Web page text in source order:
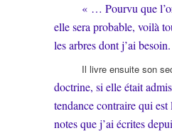
« … Pourvu que
elle sera probable, voilà
les arbres dont j’ai
Il livre ensuite son
doctrine, si elle était
tendance contraire qui
notes que j’ai écrites